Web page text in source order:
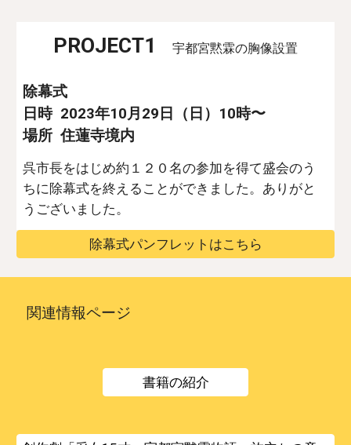
PROJECT1 宇都宮黙霖の胸像設置
除幕式
日時 2023年10月29日（日）10時〜
場所 住蓮寺境内
呉市長をはじめ約１２０名の参加を得て盛会のう
ちに除幕式を終えることができました。ありがと
うございました。
除幕式パンフレットはこちら
関連情報ページ
書籍の紹介